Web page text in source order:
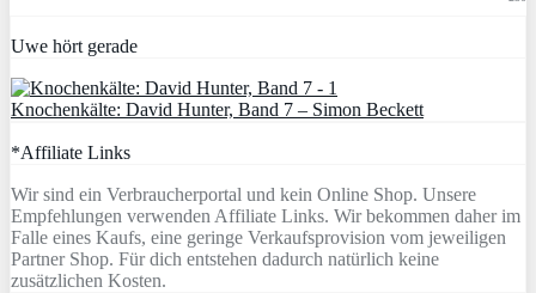
Uwe hört gerade
Knochenkälte: David Hunter, Band 7 – Simon Beckett
*Affiliate Links
Wir sind ein Verbraucherportal und kein Online Shop. Unsere
Empfehlungen verwenden Affiliate Links. Wir bekommen daher im
Falle eines Kaufs, eine geringe Verkaufsprovision vom jeweiligen
Partner Shop. Für dich entstehen dadurch natürlich keine
zusätzlichen Kosten.